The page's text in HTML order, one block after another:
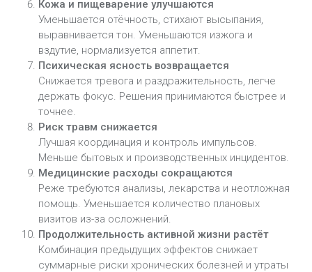
Кожа и пищеварение улучшаются
Уменьшается отёчность, стихают высыпания,
выравнивается тон. Уменьшаются изжога и
вздутие, нормализуется аппетит.
Психическая ясность возвращается
Снижается тревога и раздражительность, легче
держать фокус. Решения принимаются быстрее и
точнее.
Риск травм снижается
Лучшая координация и контроль импульсов.
Меньше бытовых и производственных инцидентов.
Медицинские расходы сокращаются
Реже требуются анализы, лекарства и неотложная
помощь. Уменьшается количество плановых
визитов из-за осложнений.
Продолжительность активной жизни растёт
Комбинация предыдущих эффектов снижает
суммарные риски хронических болезней и утраты